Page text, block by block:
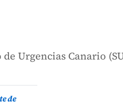
Urgencias Canario
de